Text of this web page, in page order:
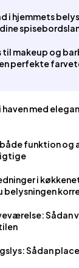
i hjemmets
makeup og
perfekte
haven med
funktion og
i
Sådan
Sådan